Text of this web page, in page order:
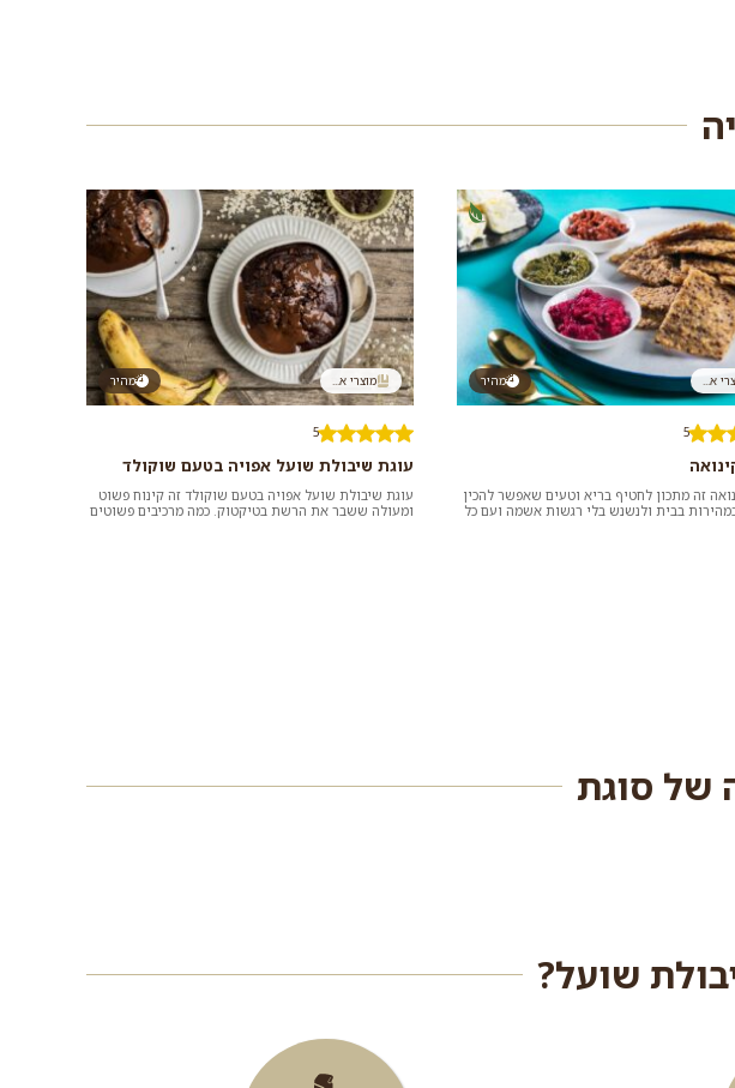
מהיר א...
5
זה מתכון לחטיף בריא וטעים שאפשר להכין
בבית ולנשנש בלי רגשות אשמה ועם כל
מהיר מוצרי א...
5
עוגת שיבולת שועל אפויה בטעם שוקולד
עוגת שיבולת שועל אפויה בטעם שוקולד זה קינוח פשוט
ומעולה ששבר את הרשת בטיקטוק. כמה מרכיבים פשוטים
של סוגת
שועל?